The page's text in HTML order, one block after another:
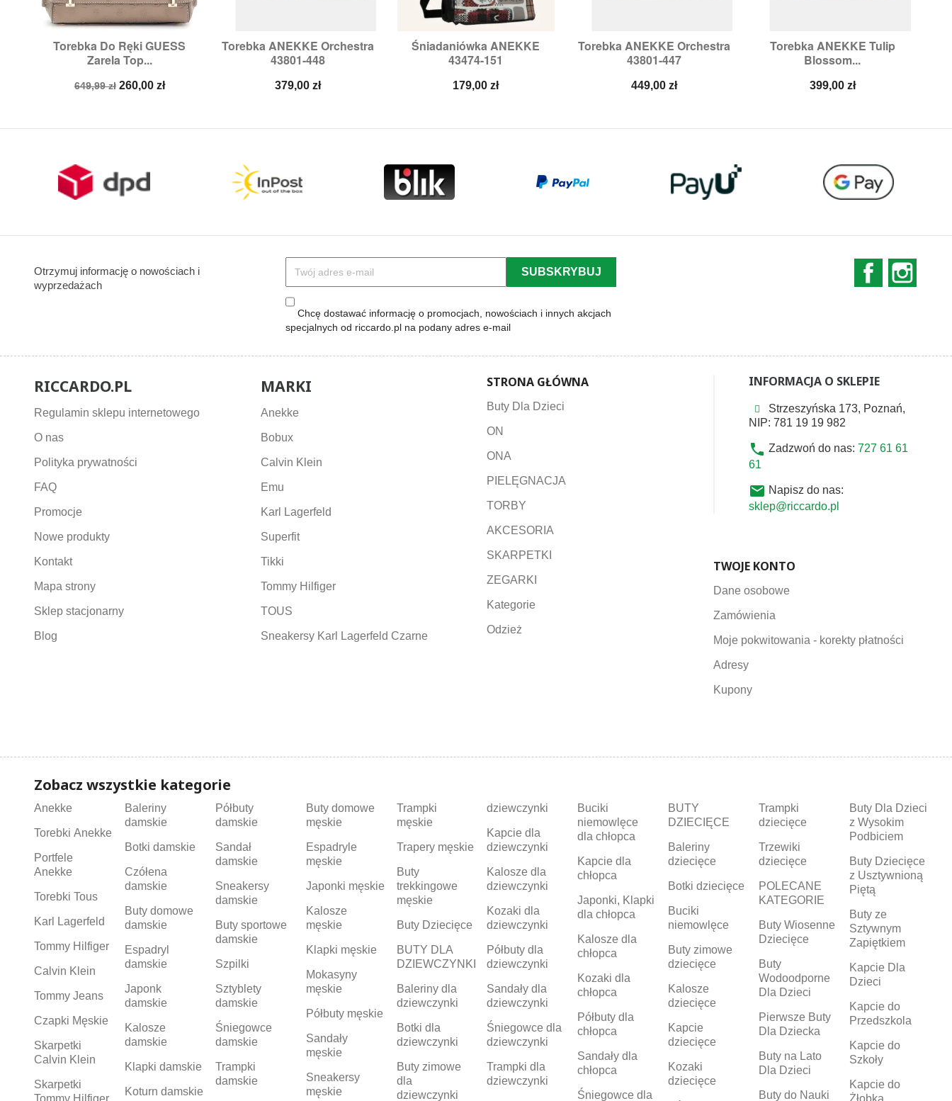
Torebka Do Ręki GUESS
Zarela Top...
Cena
649,99 zł Cena
260,00 zł
Szybki podgląd
Torebka ANEKKE Orchestra
43801-448
Cena
379,00 zł
 Szybki podgląd
Śniadaniówka ANEKKE
43474-151
Cena
179,00 zł
Szybki podgląd
Torebka ANEKKE Orchestra
43801-447
Cena
449,00 zł
 Szybki podgląd
Torebka ANEKKE Tulip
Blossom...
Cena
399,00 zł
 Szybki podgląd
Otrzymuj informację o nowościach i
wyprzedażach
Chcę dostawać informację o promocjach, nowościach i innych akcjach
specjalnych od riccardo.pl na podany adres e-mail
Facebook
RICCARDO.PL
Regulamin sklepu internetowego
O nas
Polityka prywatności
FAQ
Promocje
Nowe produkty
Kontakt
Mapa strony
Sklep stacjonarny
Blog
MARKI
Anekke
Bobux
Calvin Klein
Emu
Karl Lagerfeld
Superfit
Tikki
Tommy Hilfiger
TOUS
Sneakersy Karl Lagerfeld Czarne
STRONA GŁÓWNA
Buty Dla Dzieci
ON
ONA
PIELĘGNACJA
TORBY
AKCESORIA
SKARPETKI
ZEGARKI
Kategorie
Odzież
INFORMACJA O SKLEPIE
Strzeszyńska 173, Poznań,
NIP: 781 19 19 982
phone Zadzwoń do nas: 727 61 61
61
email Napisz do nas:
sklep@riccardo.pl
TWOJE KONTO
Dane osobowe
Zamówienia
Moje pokwitowania - korekty płatności
Adresy
Kupony
Zobacz wszystkie kategorie
Anekke
Torebki Anekke
Portfele
Anekke
Torebki Tous
Karl Lagerfeld
Tommy Hilfiger
Calvin Klein
Tommy Jeans
Czapki Męskie
Skarpetki
Calvin Klein
Skarpetki
Baleriny
damskie
Botki damskie
Czółena
damskie
Buty domowe
damskie
Espadryl
damskie
Japonk
damskie
Kalosze
damskie
Klapki damskie
Koturn damskie
Półbuty
damskie
Sandał
damskie
Sneakersy
damskie
Buty sportowe
damskie
Szpilki
Sztyblety
damskie
Śniegowce
damskie
Trampki
damskie
Buty domowe
męskie
Espadryle
męskie
Japonki męskie
Kalosze
męskie
Klapki męskie
Mokasyny
męskie
Półbuty męskie
Sandały
męskie
Sneakersy
męskie
Trampki
męskie
Trapery męskie
Buty
trekkingowe
męskie
Buty Dziecięce
BUTY DLA
DZIEWCZYNKI
Baleriny dla
dziewczynki
Botki dla
dziewczynki
Buty zimowe
dla
dziewczynki
dziewczynki
Kapcie dla
dziewczynki
Kalosze dla
dziewczynki
Kozaki dla
dziewczynki
Półbuty dla
dziewczynki
Sandały dla
dziewczynki
Śniegowce dla
dziewczynki
Trampki dla
dziewczynki
Buciki
niemowlęce
dla chłopca
Kapcie dla
chłopca
Japonki, Klapki
dla chłopca
Kalosze dla
chłopca
Kozaki dla
chłopca
Półbuty dla
chłopca
Sandały dla
chłopca
Śniegowce dla
BUTY
DZIECIĘCE
Baleriny
dziecięce
Botki dziecięce
Buciki
niemowlęce
Buty zimowe
dziecięce
Kalosze
dziecięce
Kapcie
dziecięce
Kozaki
dziecięce
Trampki
dziecięce
Trzewiki
dziecięce
POLECANE
KATEGORIE
Buty Wiosenne
Dziecięce
Buty
Wodoodporne
Dla Dzieci
Pierwsze Buty
Dla Dziecka
Buty na Lato
Dla Dzieci
Buty do Nauki
Buty Dla Dzieci
z Wysokim
Podbiciem
Buty Dziecięce
z Usztywnioną
Piętą
Buty ze
Sztywnym
Zapiętkiem
Kapcie Dla
Dzieci
Kapcie do
Przedszkola
Kapcie do
Szkoły
Kapcie do